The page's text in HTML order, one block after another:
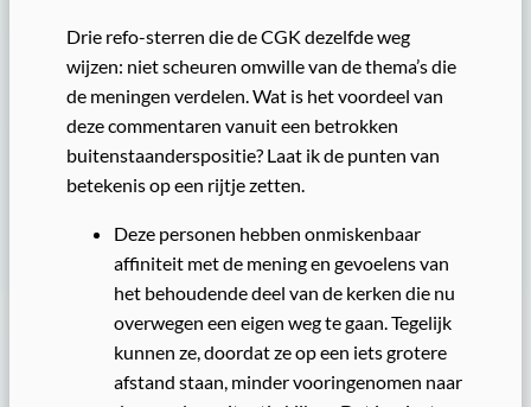
Drie refo-sterren die de CGK dezelfde weg
wijzen: niet scheuren omwille van de thema’s die
de meningen verdelen. Wat is het voordeel van
deze commentaren vanuit een betrokken
buitenstaanderspositie? Laat ik de punten van
betekenis op een rijtje zetten.
Deze personen hebben onmiskenbaar
affiniteit met de mening en gevoelens van
het behoudende deel van de kerken die nu
overwegen een eigen weg te gaan. Tegelijk
kunnen ze, doordat ze op een iets grotere
afstand staan, minder vooringenomen naar